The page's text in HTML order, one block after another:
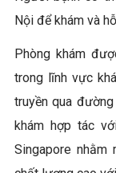
Nội để khám và
Phòng khám
trong lĩnh vực
truyền qua
khám hợp tác
Singapore nhằm